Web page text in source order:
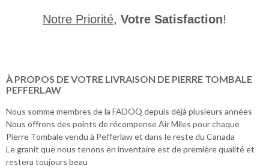
Notre Priorité, Votre Satisfaction!
À PROPOS DE VOTRE LIVRAISON DE PIERRE TOMBALE
PEFFERLAW
Nous somme membres de la FADOQ depuis déjà plusieurs années
Nous offrons des points de récompense Air Miles pour chaque
Pierre Tombale vendu à Pefferlaw et dans le reste du Canada
Le granit que nous tenons en inventaire est de première qualité et
restera toujours beau